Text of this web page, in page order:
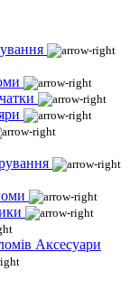
Аксесуари